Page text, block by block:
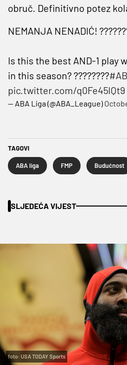
obruč. Definitivno potez
NEMANJA NENADIĆ!
Is this the best AND-1 play
in this season? ????????
pic.twitter.com/q0Fe45lQt9
— ABA Liga (@ABA_League)
TAGOVI
ABA liga FMP Budućnost
SLJEDEĆA VIJEST
foto: USA TODAY Sports